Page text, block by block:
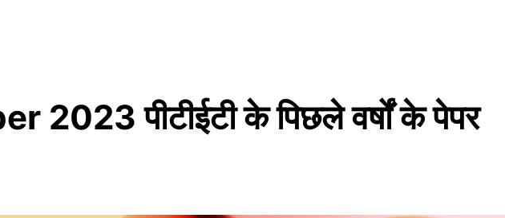
पीटीईटी के पिछले वर्षों के पेपर